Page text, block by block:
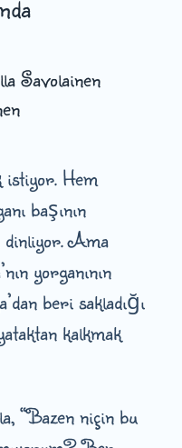
Savolainen
istiyor. Hem
başının
dinliyor. Ama
yorganının
beri sakladığı
kalkmak
“Bazen niçin bu